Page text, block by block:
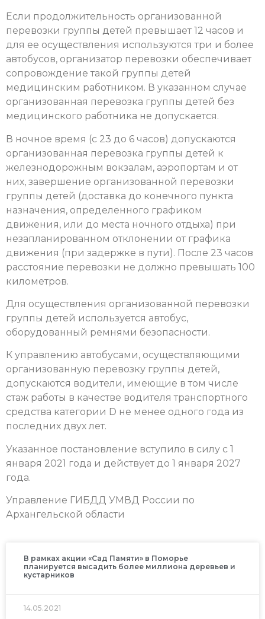
Если продолжительность организованной
перевозки группы детей превышает 12 часов и
для ее осуществления используются три и более
автобусов, организатор перевозки обеспечивает
сопровождение такой группы детей
медицинским работником. В указанном случае
организованная перевозка группы детей без
медицинского работника не допускается.
В ночное время (с 23 до 6 часов) допускаются
организованная перевозка группы детей к
железнодорожным вокзалам, аэропортам и от
них, завершение организованной перевозки
группы детей (доставка до конечного пункта
назначения, определенного графиком
движения, или до места ночного отдыха) при
незапланированном отклонении от графика
движения (при задержке в пути). После 23 часов
расстояние перевозки не должно превышать 100
километров.
Для осуществления организованной перевозки
группы детей используется автобус,
оборудованный ремнями безопасности.
К управлению автобусами, осуществляющими
организованную перевозку группы детей,
допускаются водители, имеющие в том числе
стаж работы в качестве водителя транспортного
средства категории D не менее одного года из
последних двух лет.
Указанное постановление вступило в силу с 1
января 2021 года и действует до 1 января 2027
года.
Управление ГИБДД УМВД России по
Архангельской области
В рамках акции «Сад Памяти» в Поморье
планируется высадить более миллиона деревьев и
кустарников
14.05.2021